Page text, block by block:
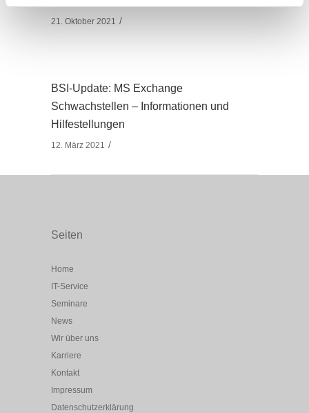
21. Oktober 2021
BSI-Update: MS Exchange
Schwachstellen – Informationen und
Hilfestellungen
12. März 2021
Seiten
Home
IT-Service
Seminare
News
Wir über uns
Karriere
Kontakt
Impressum
Datenschutzerklärung